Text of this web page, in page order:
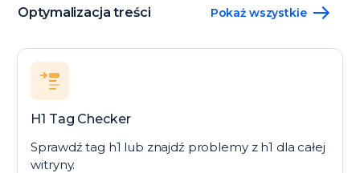
Optymalizacja treści Pokaż wszystkie
H1 Tag Checker
Sprawdź tag h1 lub znajdź problemy z h1 dla całej
witryny.